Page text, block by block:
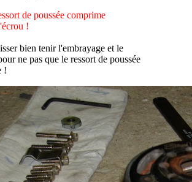
de poussée comprime
!
bien tenir l'embrayage et le
ne pas que le ressort de poussée
!